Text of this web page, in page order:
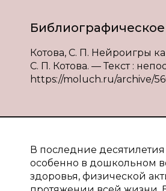
Котова, С. П. Нейроигры
С. П. Котова. — Текст :
https://moluch.ru/archive/
В последние
особенно в дошкольном
здоровья, физической